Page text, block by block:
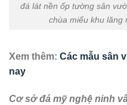
đá lát nền ốp tường sân
chùa miếu khu lăng
Xem thêm: Các mẫu sân
nay
Cơ sở đá mỹ nghệ ninh